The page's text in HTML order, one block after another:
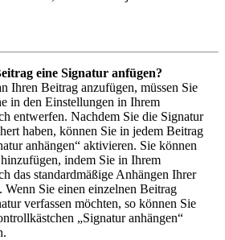
eine Signatur anfügen?
Ihren Beitrag anzufügen, müssen Sie
in den Einstellungen in Ihrem
entwerfen. Nachdem Sie die Signatur
haben, können Sie in jedem Beitrag
anhängen“ aktivieren. Sie können
indem Sie in Ihrem
das standardmäßige Anhängen Ihrer
Wenn Sie einen einzelnen Beitrag
verfassen möchten, so können Sie
„Signatur anhängen“